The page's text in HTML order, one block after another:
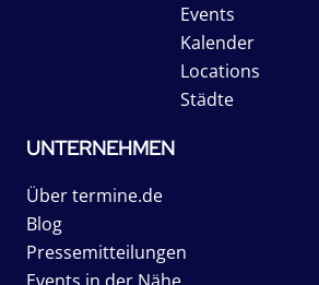
Events
Kalender
Locations
Städte
UNTERNEHMEN
Über termine.de
Blog
Pressemitteilungen
Events in der Nähe